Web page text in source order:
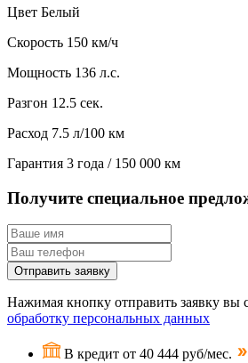
Цвет Белый
Скорость 150 км/ч
Мощность 136 л.с.
Разгон 12.5 сек.
Расход 7.5 л/100 км
Гарантия 3 года / 150 000 км
Получите специальное
Отправить заявку
Нажимая кнопку отправить заявку вы
обработку персональных данных
В кредит от 40 444 руб/мес.